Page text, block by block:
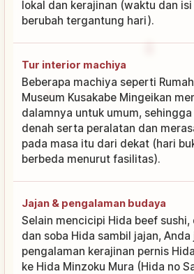
lokal dan kerajinan (waktu dan
berubah tergantung hari).
Tur interior machiya
Beberapa machiya seperti
Museum Kusakabe Mingeikan
dalamnya untuk umum,
denah serta peralatan dan
pada masa itu dari dekat (hari
berbeda menurut fasilitas).
Jajan & pengalaman budaya
Selain mencicipi Hida beef
dan soba Hida sambil jajan,
pengalaman kerajinan pernis
ke Hida Minzoku Mura (Hida no